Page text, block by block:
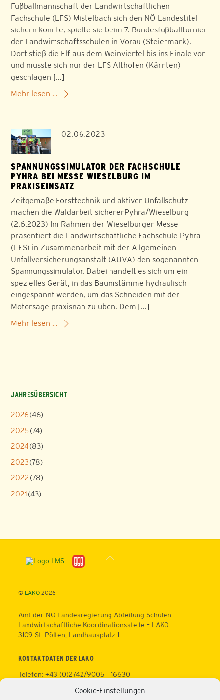
Cookie-Einstellungen
Fußballmannschaft der Landwirtschaftlichen
Fachschule (LFS) Mistelbach sich den NÖ-Landestitel
sichern konnte, spielte sie beim 7. Bundesfußballturnier
der Landwirtschaftsschulen in Vorau (Steiermark).
Dort stieß die Elf aus dem Weinviertel bis ins Finale vor
und musste sich nur der LFS Althofen (Kärnten)
geschlagen […]
Mehr lesen ...
02.06.2023
SPANNUNGSSIMULATOR DER FACHSCHULE
PYHRA BEI MESSE WIESELBURG IM
PRAXISEINSATZ
Zeitgemäße Forsttechnik und aktiver Unfallschutz
machen die Waldarbeit sichererPyhra/Wieselburg
(2.6.2023) Im Rahmen der Wieselburger Messe
präsentiert die Landwirtschaftliche Fachschule Pyhra
(LFS) in Zusammenarbeit mit der Allgemeinen
Unfallversicherungsanstalt (AUVA) den sogenannten
Spannungssimulator. Dabei handelt es sich um ein
spezielles Gerät, in das Baumstämme hydraulisch
eingespannt werden, um das Schneiden mit der
Motorsäge praxisnah zu üben. Dem […]
Mehr lesen ...
JAHRESÜBERSICHT
2026(46)
2025 (74)
2024(83)
2023(78)
2022 (78)
2021 (43)
Back
© LAKO2026
Amt der NÖ Landesregierung Abteilung Schulen
Landwirtschaftliche Koordinationsstelle – LAKO
3109 St. Pölten, Landhausplatz 1
KONTAKTDATEN DER LAKO
Telefon: +43 (0)2742/9005 – 16630
https://lako.at